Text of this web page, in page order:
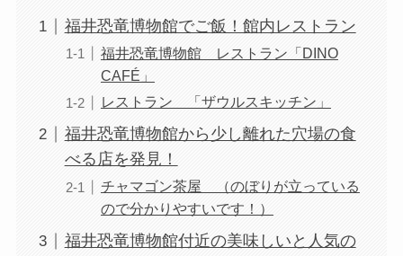
福井恐竜博物館でご飯！館内レストラン
福井恐竜博物館 レストラン「DINO
CAFÉ」
レストラン 「ザウルスキッチン」
福井恐竜博物館から少し離れた穴場の食
べる店を発見！
チャマゴン茶屋 （のぼりが立っている
ので分かりやすいです！）
福井恐竜博物館付近の美味しいと人気の